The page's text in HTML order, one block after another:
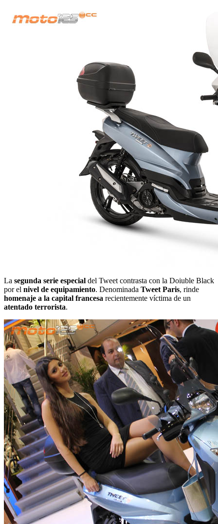
La segunda serie especial del Tweet contrasta con la Doiuble Black
por el nivel de equipamiento. Denominada Tweet Paris, rinde
homenaje a la capital francesa recientemente víctima de un
atentado terrorista.